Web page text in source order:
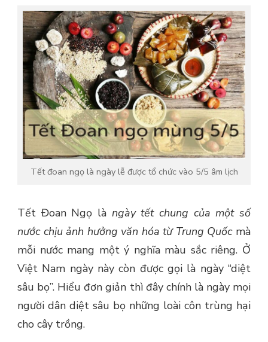
Tết đoan ngọ là ngày lễ được tổ chức vào 5/5 âm lịch
Tết Đoan Ngọ là ngày tết chung của một số
nước chịu ảnh hưởng văn hóa từ Trung Quốcmà
mỗi nước mang một ý nghĩa màu sắc riêng. Ở
Việt Nam ngày này còn được gọi là ngày “diệt
sâu bọ”. Hiểu đơn giản thì đây chính là ngày mọi
người dân diệt sâu bọ những loài côn trùng hại
cho cây trồng.